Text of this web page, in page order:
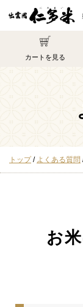
このページの本文へ
カートを見る
現
トップ/ よくある質問
お